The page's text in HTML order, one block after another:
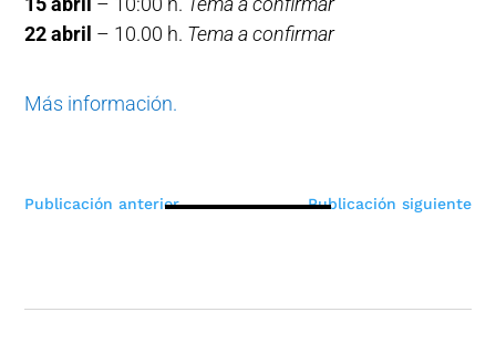
22 abril – 10.00 h. Tema a confirmar
Más información.
Navegación
Publicación anterior Publicación siguiente